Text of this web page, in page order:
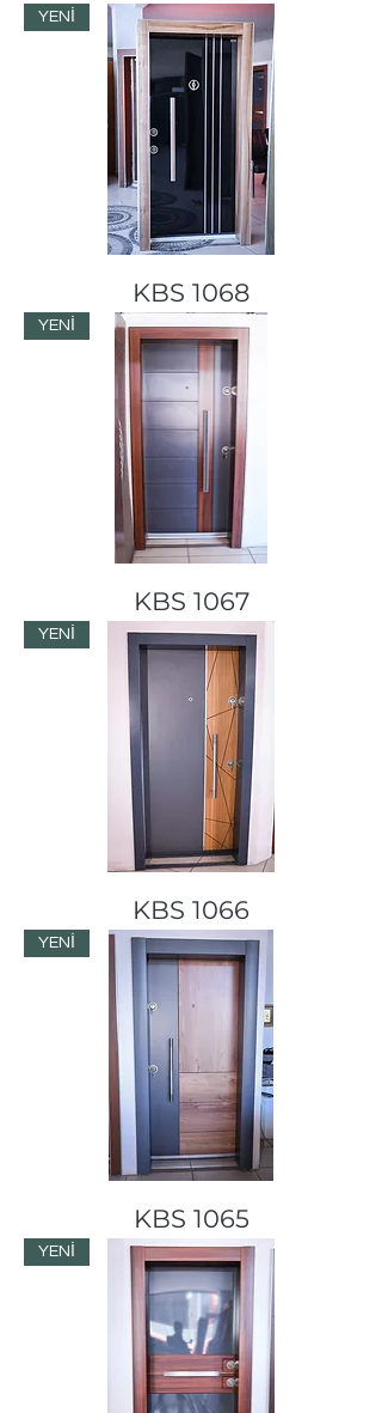
YENİ
KBS 1068
YENİ
KBS 1067
YENİ
KBS 1066
YENİ
KBS 1065
YENİ